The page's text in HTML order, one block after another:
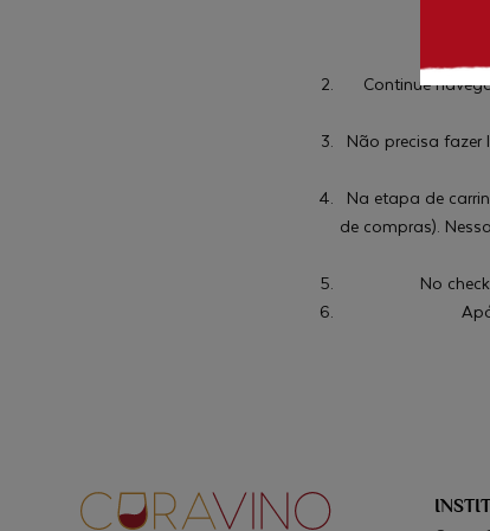
Continue
Não precisa
Na etapa de
de compras).
No